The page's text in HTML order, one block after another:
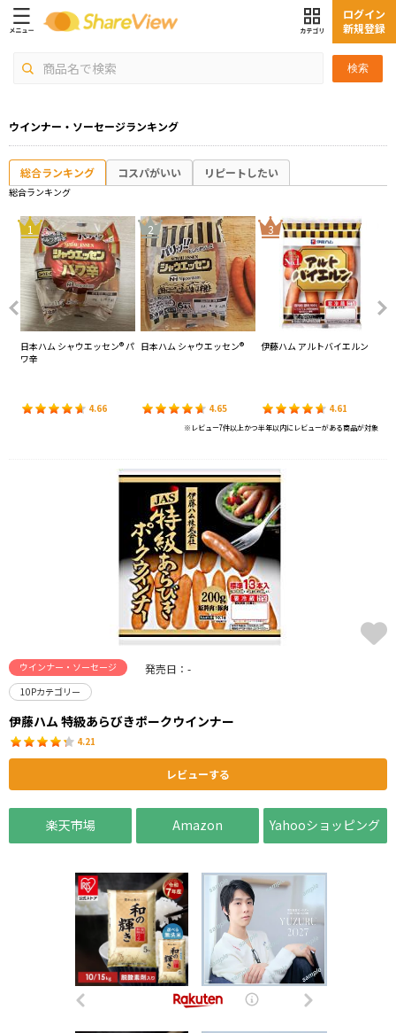
検索
ログイン
新規登録
ウインナー・ソーセージランキング
総合ランキング コスパがいい リピートしたい
総合ランキング
1
日本ハム シャウエッセン® パ
ワ辛
4.66
2
日本ハム シャウエッセン®
4.65
3
伊藤ハム アルトバイエルン
4.61
※レビュー7件以上かつ半年以内にレビューがある商品が対象
ウインナー・ソーセージ 発売日：-
10Pカテゴリー
伊藤ハム 特級あらびきポークウインナー
4.21
レビューする
楽天市場 Amazon Yahooショッピング